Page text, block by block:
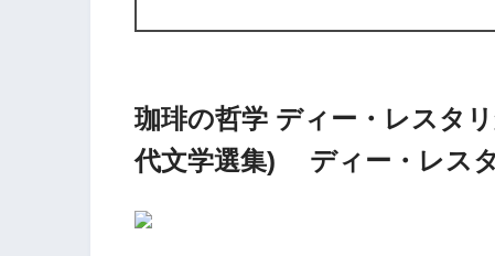
珈琲の哲学 ディー・レスタ
代文学選集) ディー・レス